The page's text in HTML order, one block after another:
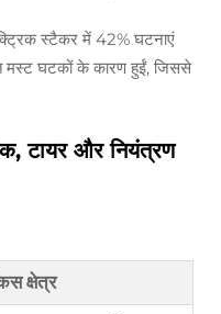
स्टैकर में 42% घटनाएं
मस्ट घटकों के कारण हुईं, जिससे
टायर और नियंत्रण
क्षेत्र